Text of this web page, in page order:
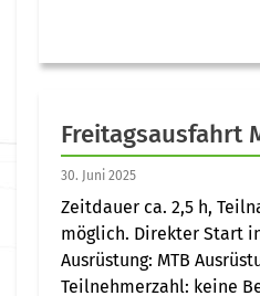
Freitagsausfahrt
30. Juni 2025
Zeitdauer ca. 2,5 h,
möglich. Direkter Start
Ausrüstung: MTB
Teilnehmerzahl: keine